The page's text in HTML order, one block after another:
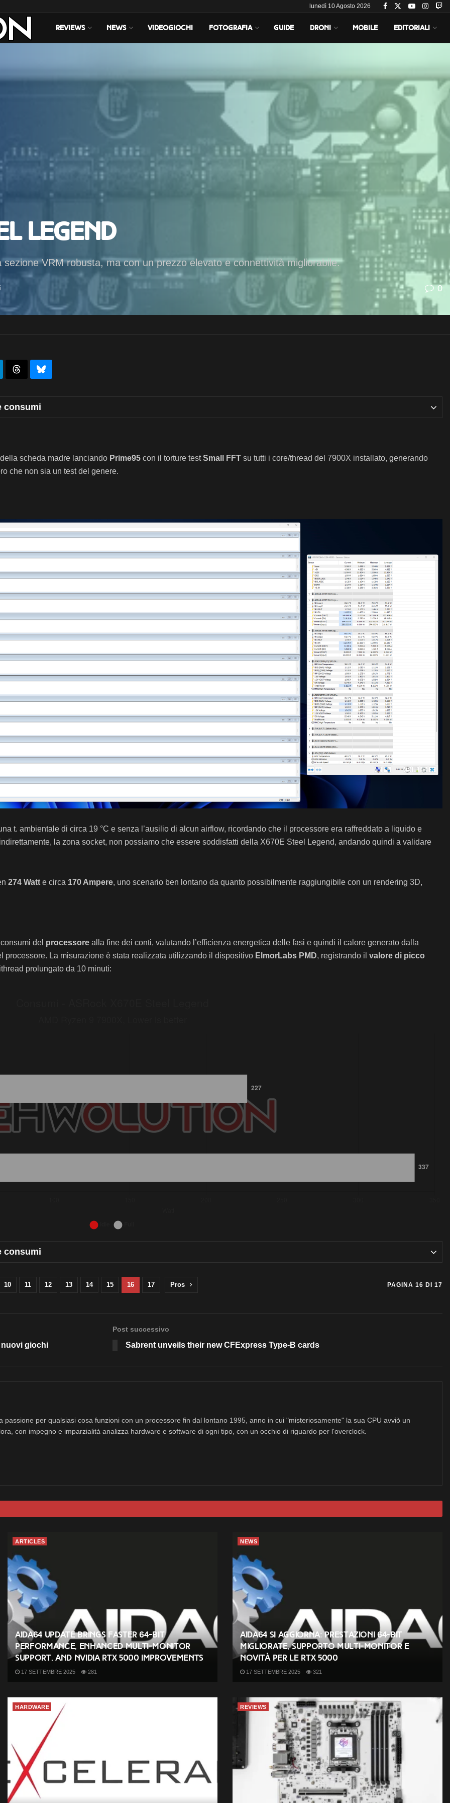
lunedì 10 Agosto 2026
REVIEWS NEWS VIDEOGIOCHI FOTOGRAFIA GUIDE DRONI MOBILE EDITORIALI
Legend
VRM robusta, ma con un prezzo elevato e connettività migliorabile.
0
consumi
scheda madre lanciando Prime95 con il torture testSmall FFT su tutti i core/thread del 7900X installato, generando
che non sia un test del genere.
t. ambientale di circa 19 °C e senza l’ausilio di alcun airflow, ricordando che il processore era raffreddato a liquido e
la zona socket, non possiamo che essere soddisfatti della X670E Steel Legend, andando quindi a validare
274 Watt e circa 170 Ampere, uno scenario ben lontano da quanto possibilmente raggiungibile con un rendering 3D,
del processore alla fine dei conti, valutando l’efficienza energetica delle fasi e quindi il calore generato dalla
La misurazione è stata realizzata utilizzando il dispositivo ElmorLabs PMD, registrando il valore di picco
prolungato da 10 minuti:
3 rows and 3 columns follows.
consumi
PAGINA 16 DI 17
10 11 12 13 14 15 16 17 Pros
nuovi giochi
Post successivo
Sabrent unveils their new CFExpress Type-B cards
passione per qualsiasi cosa funzioni con un processore fin dal lontano 1995, anno in cui "misteriosamente" la sua CPU avviò un
con impegno e imparzialità analizza hardware e software di ogni tipo, con un occhio di riguardo per l'overclock.
ARTICLES
AIDA64 Update Brings Faster 64-Bit
Performance, Enhanced Multi-Monitor
Support, and NVIDIA RTX 5000 Improvements
17 SETTEMBRE 2025 281
NEWS
AIDA64 si aggiorna: prestazioni 64-bit
migliorate, supporto multi-monitor e
novità per le RTX 5000
17 SETTEMBRE 2025 321
HARDWARE REVIEWS